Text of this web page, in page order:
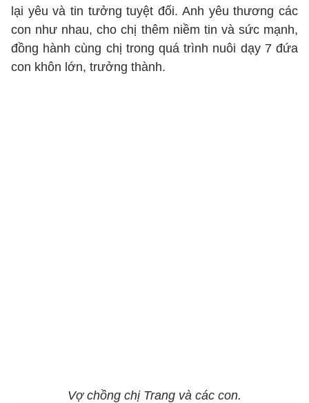
lại yêu và tin tưởng tuyệt đối. Anh yêu thương các
con như nhau, cho chị thêm niềm tin và sức mạnh,
đồng hành cùng chị trong quá trình nuôi dạy 7 đứa
con khôn lớn, trưởng thành.
Vợ chồng chị Trang và các con.